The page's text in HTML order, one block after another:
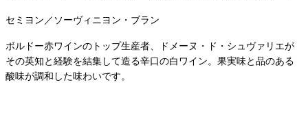
セミヨン／ソーヴィニヨン・ブラン
ボルドー赤ワインのトップ生産者、ドメーヌ・ド・シュヴァリエが
その英知と経験を結集して造る辛口の白ワイン。果実味と品のある
酸味が調和した味わいです。